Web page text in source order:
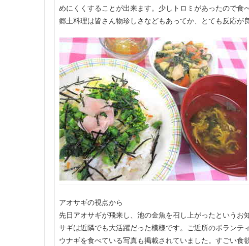
めにくくすることが出来ます。少しトロミがあったので食
郷土料理は皆さん物珍しさなどもあってか、とても反応が
アオサギの視点から
先日アオサギが飛来し、池の金魚を召し上がったという
サギは近隣でも大活躍だった模様です。ご近所のボラン
ウナギを食べている写真も掲載されていました。すごい